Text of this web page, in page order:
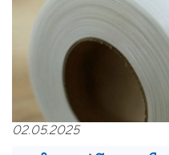
02.05.2025